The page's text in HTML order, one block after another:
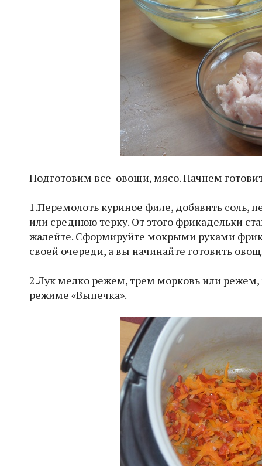
Подготовим все овощи, мясо. Начнем
1.Перемолоть куриное филе, добавить соль,
или среднюю терку. От этого фрикадельки
жалейте. Сформируйте мокрыми руками
своей очереди, а вы начинайте готовить
2.Лук мелко режем, трем морковь или режем,
режиме «Выпечка».